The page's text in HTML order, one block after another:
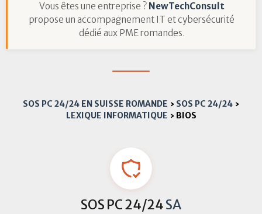
Vous êtes une entreprise ? NewTechConsult
propose un accompagnement IT et cybersécurité
dédié aux PME romandes.
SOS PC 24/24 EN SUISSE ROMANDE › SOS PC 24/24 ›
LEXIQUE INFORMATIQUE › BIOS
SOS PC 24/24SA